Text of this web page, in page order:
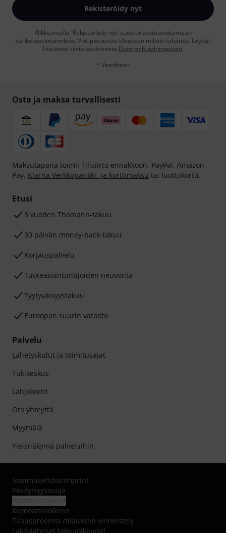
Rekisteröidy nyt
Klikkaamalla 'Rekisteröidy nyt' suostut vastaanottamaan
sähköpostimainoksia. Voit peruuttaa tilauksen milloin tahansa. Löydät
lisätietoa tästä osoitteesta Datenschutzhinweisen.
* Vaaditaan
Osta ja maksa turvallisesti
Maksutapana toimii Tilisiirto ennakkoon, PayPal, Amazon
Pay, Klarna Verkkopankki- ja korttimaksu tai luottokortti.
Etusi
3 vuoden Thomann-takuu
30 päivän money-back-takuu
Korjauspalvelu
Tuoteasiantuntijoiden neuvonta
Tyytyväisyystakuu
Euroopan suurin varasto
Palvelu
Lähetyskulut ja toimitusajat
Tukikeskus
Lahjakortit
Ota yhteyttä
Myymälä
Yleisnäkymä palveluihin
Sopimusehdot/Imprint
Yksityisyyssuoja
Kumoamisoikeus
Tilausprosessi /tilauksen viimeistely
Lakisääteiset takuuoikeudet